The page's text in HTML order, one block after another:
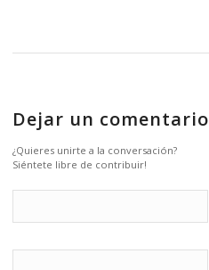
Dejar un comentario
¿Quieres unirte a la conversación?
Siéntete libre de contribuir!